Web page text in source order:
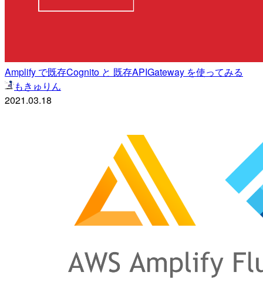
Amplify で既存Cognito と 既存APIGateway を使ってみる
もきゅりん
2021.03.18